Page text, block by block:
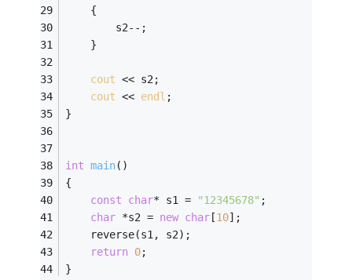
	{
		s2--;
	}
cout << s2;
cout << endl ;
}
int main()
{
const
char* s1 = "12345678" ;
char *s2 = new char [10];
	reverse(s1, s2);
return 0;
}